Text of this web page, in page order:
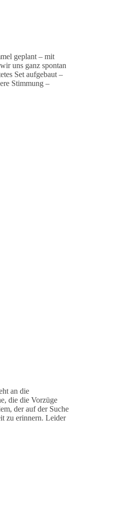
geplant – mit
uns ganz spontan
Set aufgebaut –
Stimmung –
an die
die die Vorzüge
der auf der Suche
zu erinnern. Leider